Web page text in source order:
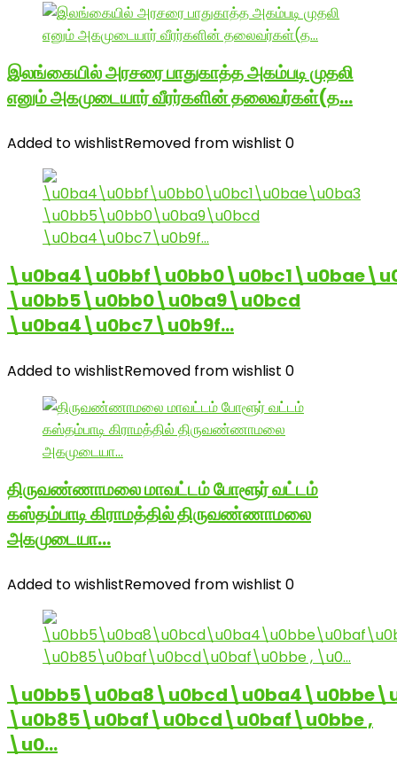
இலங்கையில் அரசரை பாதுகாத்த அகம்படி முதலி
எனும் அகமுடையார் வீரர்களின் தலைவர்கள்(த…
Added to wishlistRemoved from wishlist 0
\u0bb5\u0bb0\u0ba9\u0bcd
\u0ba4\u0bc7\u0b9f…
Added to wishlistRemoved from wishlist 0
திருவண்ணாமலை மாவட்டம் போளூர் வட்டம்
கஸ்தம்பாடி கிராமத்தில் திருவண்ணாமலை
அகமுடையா…
Added to wishlistRemoved from wishlist 0
\u0b85\u0baf\u0bcd\u0baf\u0bbe ,
\u0…